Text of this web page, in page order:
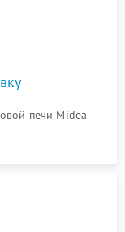
печи Midea